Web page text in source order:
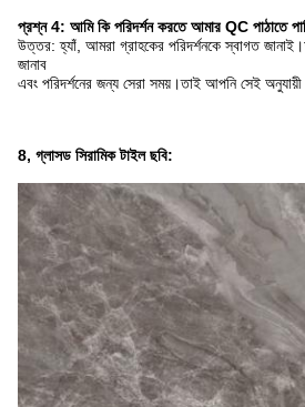
প্রশ্ন 4: আমি কি পরিদর্শন করতে আমার QC পাঠাতে
উত্তর: হ্যাঁ, আমরা গ্রাহকের পরিদর্শনকে স্বাগত
জানাব
এবং পরিদর্শনের জন্য সেরা সময়।তাই আপনি সেই অনুযায়ী
8, গ্লাসড সিরামিক টাইল ছবি: